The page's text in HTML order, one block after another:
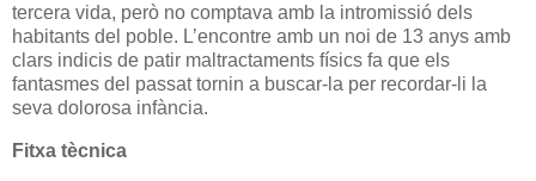
tercera vida, però no comptava amb la intromissió dels
habitants del poble. L’encontre amb un noi de 13 anys amb
clars indicis de patir maltractaments físics fa que els
fantasmes del passat tornin a buscar-la per recordar-li la
seva dolorosa infància.
Fitxa tècnica